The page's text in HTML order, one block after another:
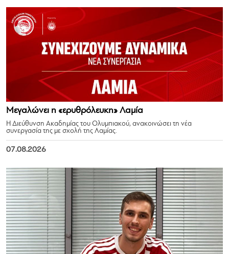
Μεγαλώνει η «ερυθρόλευκη» Λαμία
Η Διεύθυνση Ακαδημίας του Ολυμπιακού, ανακοινώσει τη νέα
συνεργασία της με σχολή της Λαμίας.
07.08.2026